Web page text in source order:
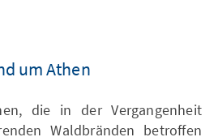
um Athen
die in der Vergangenheit
Waldbränden betroffen